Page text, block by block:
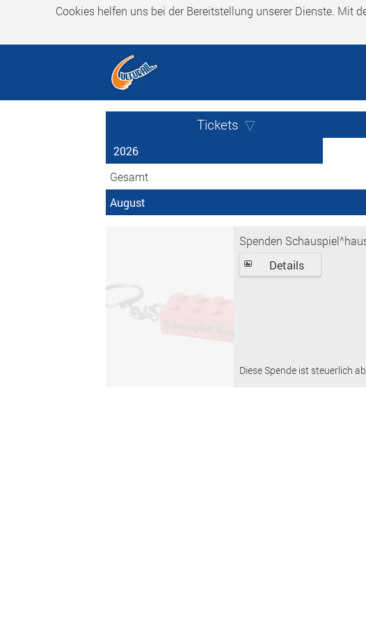
Cookies helfen uns bei der Bereitstellung unserer Dienste. Mit
Tickets
2026
Gesamt
August
Spenden
Details
Diese Spende ist steuerlich